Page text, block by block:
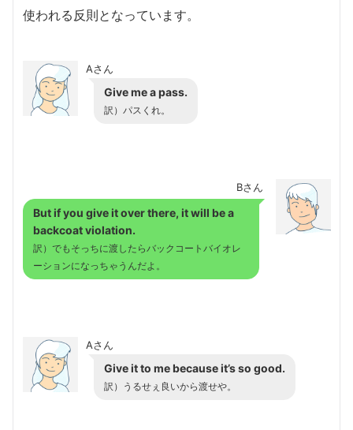
使われる反則となっています。
Aさん
Give me a pass.
訳）パスくれ。
Bさん
But if you give it over there, it will be a
backcoat violation.
訳）でもそっちに渡したらバックコートバイオレ
ーションになっちゃうんだよ。
Aさん
Give it to me because it’s so good.
訳）うるせぇ良いから渡せや。